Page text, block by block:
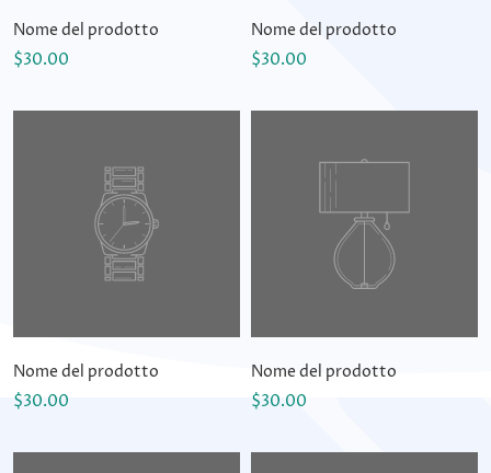
Nome del prodotto
$30.00
Nome del prodotto
$30.00
Nome del prodotto
$30.00
Nome del prodotto
$30.00